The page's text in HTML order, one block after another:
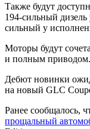
Также будут
194-сильный
сильный у
Моторы будут
и полным приводом.
Дебют новинки
на новый GLC
Ранее сообщалось,
прощальный